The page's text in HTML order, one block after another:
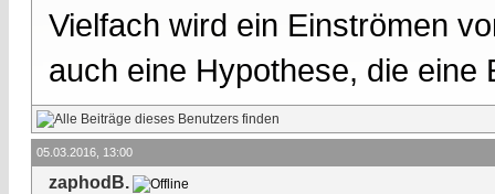
Vielfach wird ein Einströmen
auch eine Hypothese, die eine
05.03.2016, 13:00
zaphodB.